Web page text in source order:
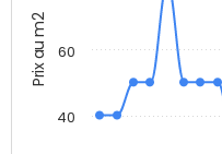
Prix au m2
40
60